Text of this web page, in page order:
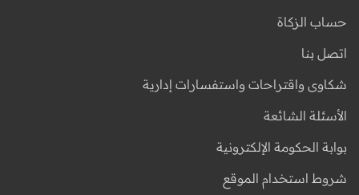
حساب الزكاة
اتصل بنا
شكاوى واقتراحات واستفسارات إدارية
الأسئلة الشائعة
بوابة الحكومة الإلكترونية
شروط استخدام الموقع